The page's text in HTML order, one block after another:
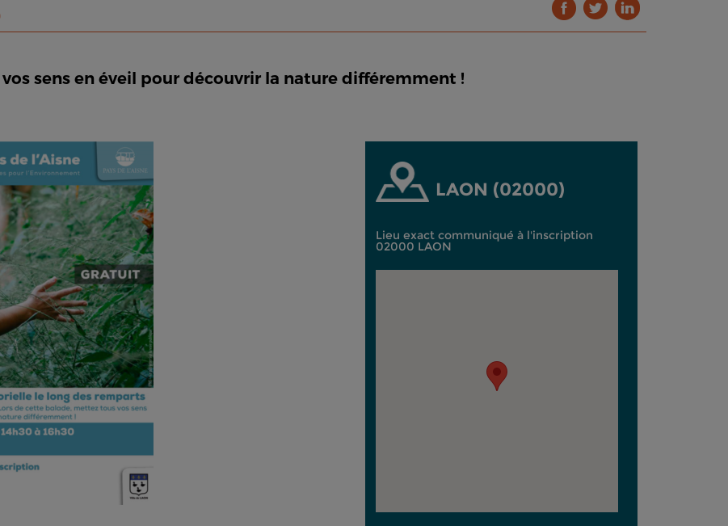
sens en éveil pour découvrir la nature différemment !
LAON (02000)
Lieu exact communiqué à l'inscription
02000 LAON